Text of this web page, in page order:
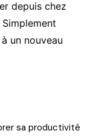
depuis chez
un nouveau